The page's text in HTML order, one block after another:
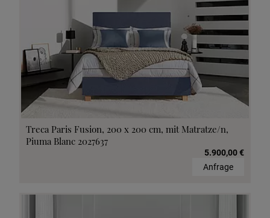
Treca Paris Fusion, 200 x 200 cm, mit Matratze/n,
Piuma Blanc 2027637
5.900,00 €
Anfrage